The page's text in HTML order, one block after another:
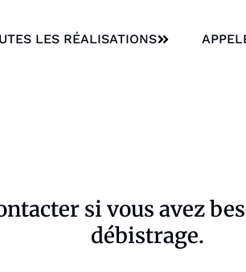
LES RÉALISATIONS
si vous avez
débistrage.